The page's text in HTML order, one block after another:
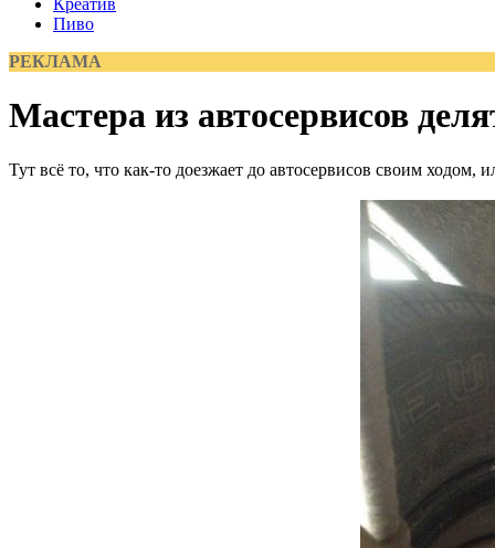
Креатив
Пиво
РЕКЛАМА
Мастера из автосервисов
Тут всё то, что как-то доезжает до автосервисов своим